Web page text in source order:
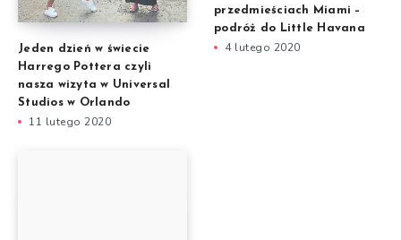
Jeden dzień w świecie
Harrego Pottera czyli
nasza wizyta w Universal
Studios w Orlando
11 lutego 2020
przedmieściach Miami –
podróż do Little Havana
4 lutego 2020